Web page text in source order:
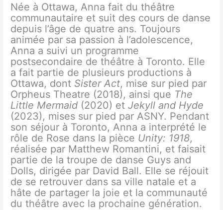
Née à Ottawa, Anna fait du théâtre
communautaire et suit des cours de danse
depuis l’âge de quatre ans. Toujours
animée par sa passion à l’adolescence,
Anna a suivi un programme
postsecondaire de théâtre à Toronto. Elle
a fait partie de plusieurs productions à
Ottawa, dont Sister Act, mise sur pied par
Orpheus Theatre (2018), ainsi que The
Little Mermaid (2020) etJekyll and Hyde
(2023), mises sur pied par ASNY. Pendant
son séjour à Toronto, Anna a interprété le
rôle de Rose dans la pièce Unity: 1918,
réalisée par Matthew Romantini, et faisait
partie de la troupe de danse Guys and
Dolls, dirigée par David Ball. Elle se réjouit
de se retrouver dans sa ville natale et a
hâte de partager la joie et la communauté
du théâtre avec la prochaine génération.